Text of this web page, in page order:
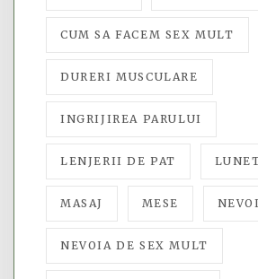
CUM SA FACEM SEX MULT
DURERI MUSCULARE
INGRIJIREA PARULUI
LENJERII DE PAT
MASAJ MESE
NEVOIA DE SEX MULT